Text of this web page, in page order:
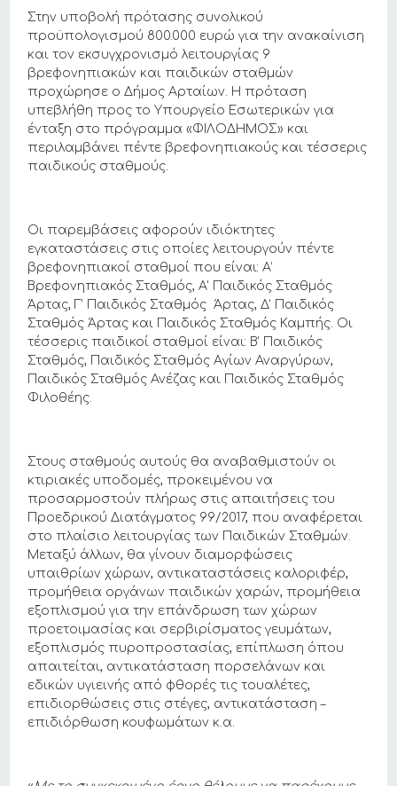
Στην υποβολή πρότασης συνολικού
προϋπολογισμού 800.000 ευρώ για την ανακαίνιση
και τον εκσυγχρονισμό λειτουργίας 9
βρεφονηπιακών και παιδικών σταθμών
προχώρησε ο Δήμος Αρταίων. Η πρόταση
υπεβλήθη προς το Υπουργείο Εσωτερικών για
ένταξη στο πρόγραμμα «ΦΙΛΟΔΗΜΟΣ» και
περιλαμβάνει πέντε βρεφονηπιακούς και τέσσερις
παιδικούς σταθμούς.
Οι παρεμβάσεις αφορούν ιδιόκτητες
εγκαταστάσεις στις οποίες λειτουργούν πέντε
βρεφονηπιακοί σταθμοί που είναι: Α’
Βρεφονηπιακός Σταθμός, Α’ Παιδικός Σταθμός
Άρτας, Γ’ Παιδικός Σταθμός Άρτας, Δ’ Παιδικός
Σταθμός Άρτας και Παιδικός Σταθμός Καμπής. Οι
τέσσερις παιδικοί σταθμοί είναι: Β’ Παιδικός
Σταθμός, Παιδικός Σταθμός Αγίων Αναργύρων,
Παιδικός Σταθμός Ανέζας και Παιδικός Σταθμός
Φιλοθέης.
Στους σταθμούς αυτούς θα αναβαθμιστούν οι
κτιριακές υποδομές, προκειμένου να
προσαρμοστούν πλήρως στις απαιτήσεις του
Προεδρικού Διατάγματος 99/2017, που αναφέρεται
στο πλαίσιο λειτουργίας των Παιδικών Σταθμών.
Μεταξύ άλλων, θα γίνουν διαμορφώσεις
υπαιθρίων χώρων, αντικαταστάσεις καλοριφέρ,
προμήθεια οργάνων παιδικών χαρών, προμήθεια
εξοπλισμού για την επάνδρωση των χώρων
προετοιμασίας και σερβιρίσματος γευμάτων,
εξοπλισμός πυροπροστασίας, επίπλωση όπου
απαιτείται, αντικατάσταση πορσελάνων και
εδικών υγιεινής από φθορές τις τουαλέτες,
επιδιορθώσεις στις στέγες, αντικατάσταση –
επιδιόρθωση κουφωμάτων κ.α.